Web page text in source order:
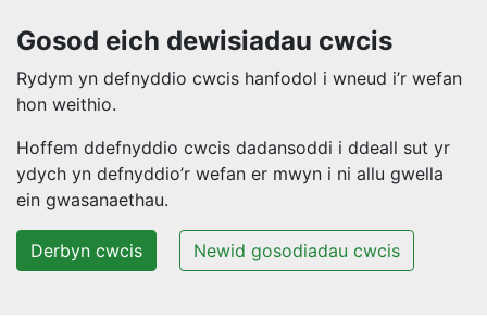
Gosod eich dewisiadau cwcis
Rydym yn defnyddio cwcis hanfodol i wneud i’r wefan
hon weithio.
Hoffem ddefnyddio cwcis dadansoddi i ddeall sut yr
ydych yn defnyddio’r wefan er mwyn i ni allu gwella
ein gwasanaethau.
Derbyn cwcis Newid gosodiadau cwcis